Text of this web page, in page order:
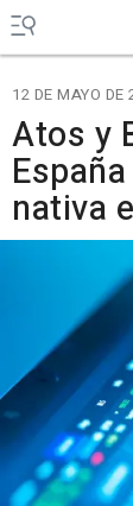
12 DE MAYO DE
Atos y
nativa